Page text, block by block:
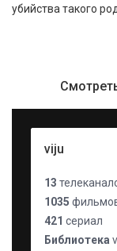
убийства такого
viju
13
1035
421 сериал
Библиотека